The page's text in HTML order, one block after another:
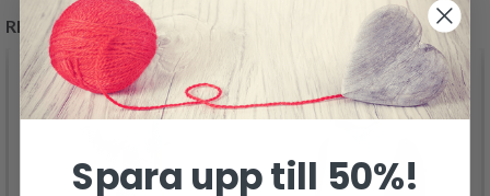
RELATERADE PRODUKTER
Spara upp till 50%!